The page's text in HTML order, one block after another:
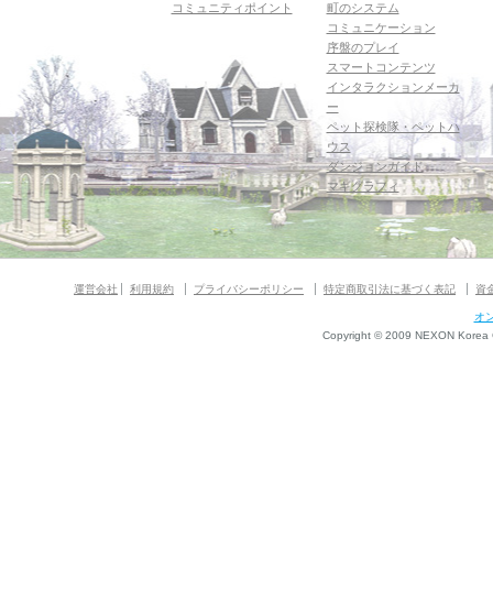
コミュニティポイント
町のシステム
コミュニケーション
序盤のプレイ
スマートコンテンツ
インタラクションメーカ
ー
ペット探検隊・ペットハ
ウス
ダンジョンガイド
マギグラフィ
運営会社 利用規約 プライバシーポリシー 特定商取引法に基づく表記 資
オ
Copyright © 2009 NEXON Korea